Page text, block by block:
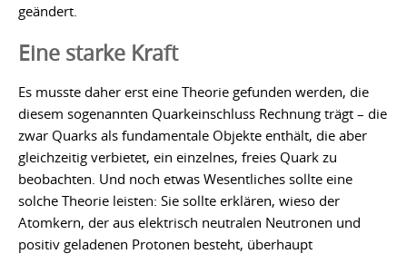
geändert.
Eine starke Kraft
Es musste daher erst eine Theorie gefunden werden, die
diesem sogenannten Quarkeinschluss Rechnung trägt – die
zwar Quarks als fundamentale Objekte enthält, die aber
gleichzeitig verbietet, ein einzelnes, freies Quark zu
beobachten. Und noch etwas Wesentliches sollte eine
solche Theorie leisten: Sie sollte erklären, wieso der
Atomkern, der aus elektrisch neutralen Neutronen und
positiv geladenen Protonen besteht, überhaupt